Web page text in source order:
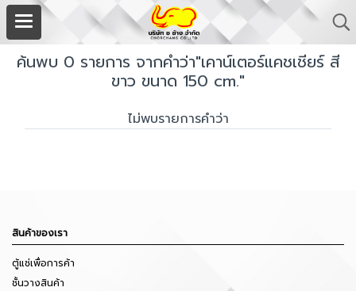
ค้นพบ 0 รายการ จากคำว่า"เคาน์เตอร์แคชเชียร์ สี
ขาว ขนาด 150 cm."
ไม่พบรายการคำว่า
สินค้าของเรา
ตู้แช่เพื่อการค้า
ชั้นวางสินค้า